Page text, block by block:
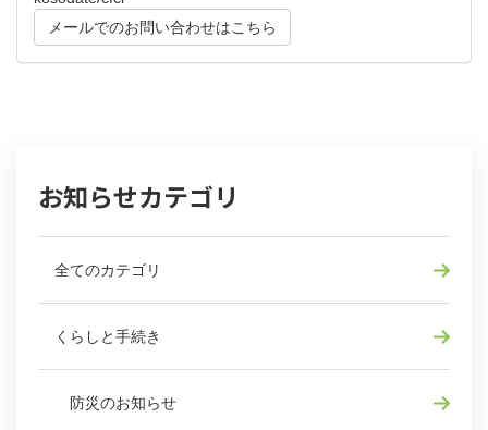
メールでのお問い合わせはこちら
お知らせカテゴリ
全てのカテゴリ
くらしと手続き
防災のお知らせ